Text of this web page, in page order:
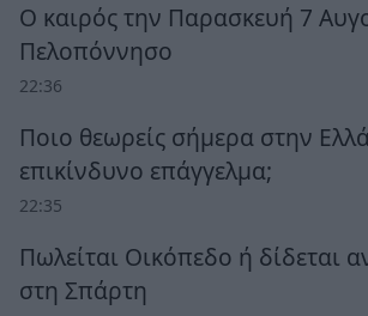
Ο καιρός την Παρασκευή 7
Πελοπόννησο
22:36
Ποιο θεωρείς σήμερα στην
επικίνδυνο επάγγελμα;
22:35
Πωλείται Οικόπεδο ή δίδεται
στη Σπάρτη